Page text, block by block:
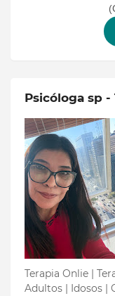
Psicóloga sp -
Terapia Onlie |
Adultos | Idosos |